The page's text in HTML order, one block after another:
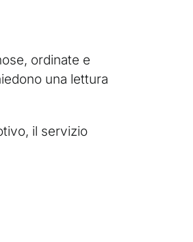
ordinate e
una lettura
il servizio